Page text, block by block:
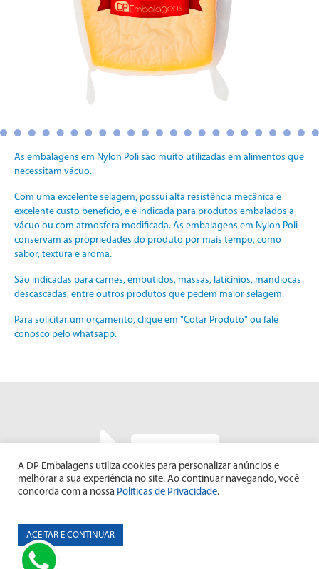
As embalagens em Nylon Poli são muito utilizadas em alimentos que
necessitam vácuo.
Com uma excelente selagem, possui alta resistência mecânica e
excelente custo benefício, e é indicada para produtos embalados a
vácuo ou com atmosfera modificada. As embalagens em Nylon Poli
conservam as propriedades do produto por mais tempo, como
sabor, textura e aroma.
São indicadas para carnes, embutidos, massas, laticínios, mandiocas
descascadas, entre outros produtos que pedem maior selagem.
Para solicitar um orçamento, clique em "Cotar Produto" ou fale
conosco pelo whatsapp.
© DP Embalagens 2022 - Todos os direitos Reservados.
A DP Embalagens utiliza cookies para personalizar anúncios e
melhorar a sua experiência no site. Ao continuar navegando, você
concorda com a nossa Politicas de Privacidade.
ACEITAR E CONTINUAR